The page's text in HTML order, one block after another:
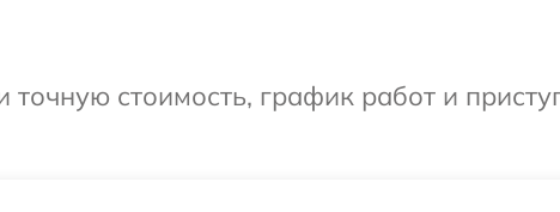
стоимость, график работ и